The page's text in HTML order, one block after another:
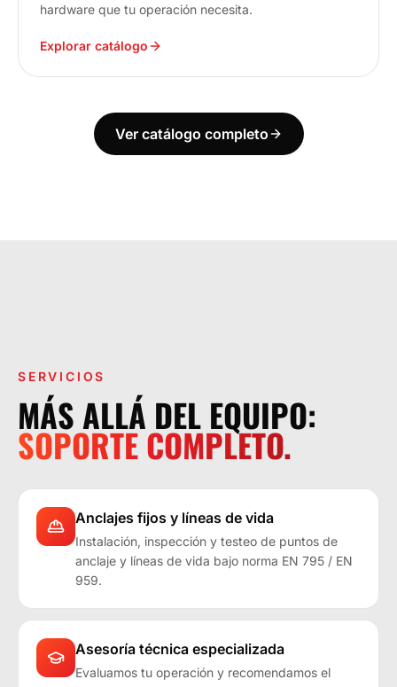
hardware que tu operación necesita.
Explorar catálogo
Ver catálogo completo
SERVICIOS
MÁS ALLÁ DEL EQUIPO:
SOPORTE COMPLETO.
Anclajes fijos y líneas de vida
Instalación, inspección y testeo de puntos de
anclaje y líneas de vida bajo norma EN 795 / EN
959.
Asesoría técnica especializada
Evaluamos tu operación y recomendamos el